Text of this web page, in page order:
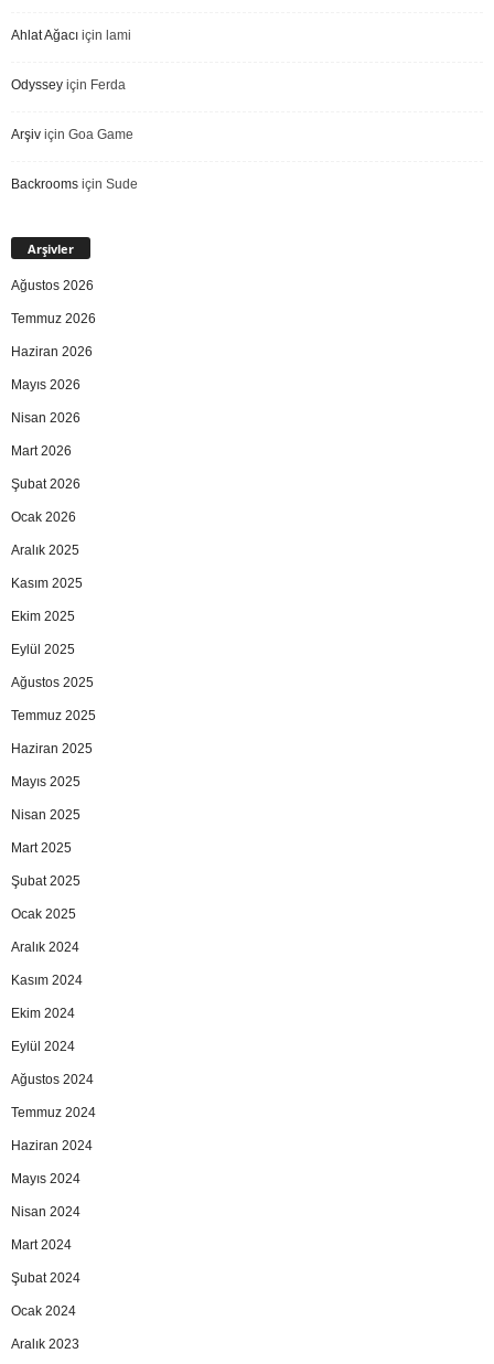
Ahlat Ağacı için lami
Odyssey için Ferda
Arşiv için Goa Game
Backrooms için Sude
Arşivler
Ağustos 2026
Temmuz 2026
Haziran 2026
Mayıs 2026
Nisan 2026
Mart 2026
Şubat 2026
Ocak 2026
Aralık 2025
Kasım 2025
Ekim 2025
Eylül 2025
Ağustos 2025
Temmuz 2025
Haziran 2025
Mayıs 2025
Nisan 2025
Mart 2025
Şubat 2025
Ocak 2025
Aralık 2024
Kasım 2024
Ekim 2024
Eylül 2024
Ağustos 2024
Temmuz 2024
Haziran 2024
Mayıs 2024
Nisan 2024
Mart 2024
Şubat 2024
Ocak 2024
Aralık 2023